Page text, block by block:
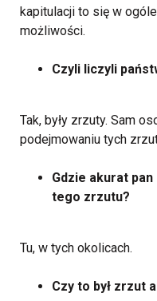
kapitulacji to się w
możliwości.
Czyli liczyli
Tak, były zrzuty. Sam
podejmowaniu tych
Gdzie akurat
tego zrzutu?
Tu, w tych okolicach.
Czy to był zrzut